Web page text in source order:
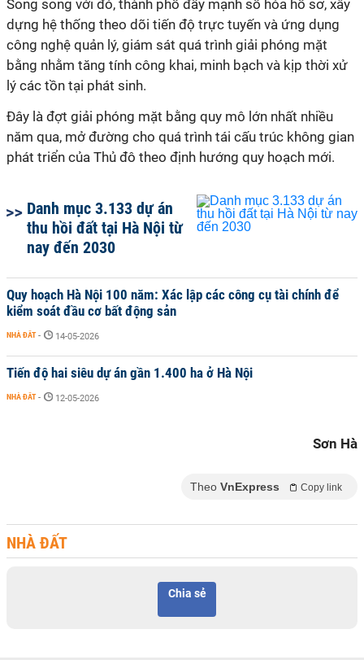
Song song với đó, thành phố đẩy mạnh số hóa hồ sơ, xây
dựng hệ thống theo dõi tiến độ trực tuyến và ứng dụng
công nghệ quản lý, giám sát quá trình giải phóng mặt
bằng nhằm tăng tính công khai, minh bạch và kịp thời xử
lý các tồn tại phát sinh.
Đây là đợt giải phóng mặt bằng quy mô lớn nhất nhiều
năm qua, mở đường cho quá trình tái cấu trúc không gian
phát triển của Thủ đô theo định hướng quy hoạch mới.
Danh mục 3.133 dự án
thu hồi đất tại Hà Nội từ
nay đến 2030
Quy hoạch Hà Nội 100 năm: Xác lập các công cụ tài chính để
kiểm soát đầu cơ bất động sản
NHÀ ĐẤT - 14-05-2026
Tiến độ hai siêu dự án gần 1.400 ha ở Hà Nội
NHÀ ĐẤT - 12-05-2026
Sơn Hà
Theo VnExpress Copy link
NHÀ ĐẤT
Chia sẻ